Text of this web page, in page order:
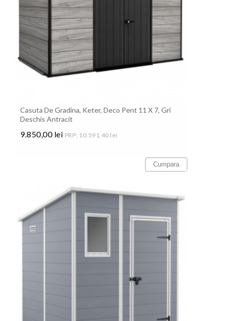
Casuta De Gradina, Keter, Deco Pent 11 X 7, Gri
Deschis Antracit
9.850,00 lei PRP: 10.591,40 lei
Cumpara